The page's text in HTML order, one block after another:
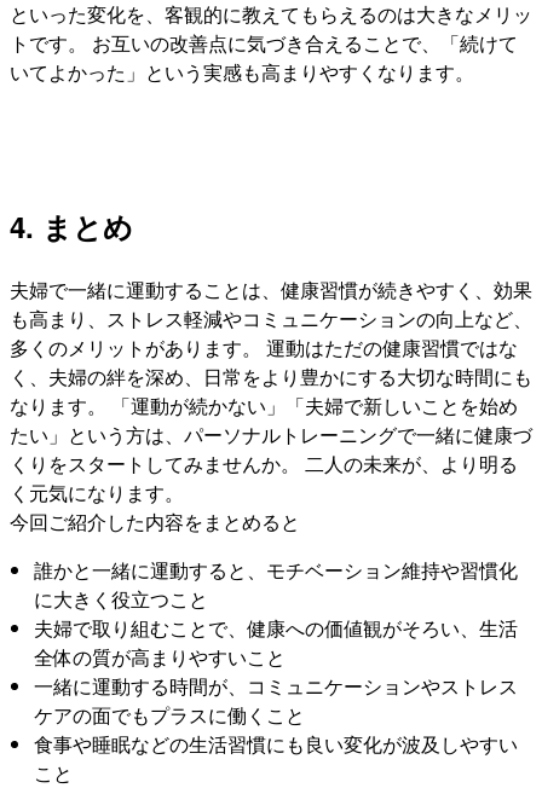
といった変化を、客観的に教えてもらえるのは大きなメリッ
トです。 お互いの改善点に気づき合えることで、「続けて
いてよかった」という実感も高まりやすくなります。
4. まとめ
夫婦で一緒に運動することは、健康習慣が続きやすく、効果
も高まり、ストレス軽減やコミュニケーションの向上など、
多くのメリットがあります。 運動はただの健康習慣ではな
く、夫婦の絆を深め、日常をより豊かにする大切な時間にも
なります。 「運動が続かない」「夫婦で新しいことを始め
たい」という方は、パーソナルトレーニングで一緒に健康づ
くりをスタートしてみませんか。 二人の未来が、より明る
く元気になります。
今回ご紹介した内容をまとめると
誰かと一緒に運動すると、モチベーション維持や習慣化
に大きく役立つこと
夫婦で取り組むことで、健康への価値観がそろい、生活
全体の質が高まりやすいこと
一緒に運動する時間が、コミュニケーションやストレス
ケアの面でもプラスに働くこと
食事や睡眠などの生活習慣にも良い変化が波及しやすい
こと